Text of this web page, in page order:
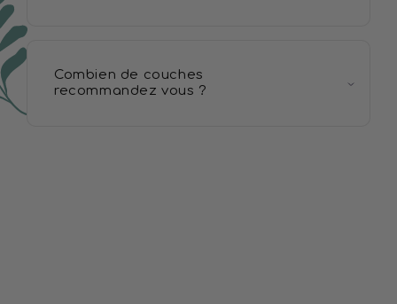
Combien de couches
recommandez vous ?